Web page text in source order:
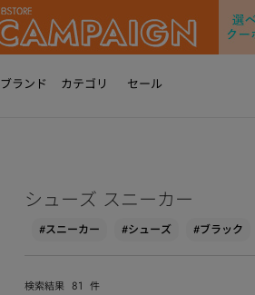
ブランド カテゴリ セール
シューズ スニーカー
#スニーカー #シューズ #ブラック
検索結果 81 件